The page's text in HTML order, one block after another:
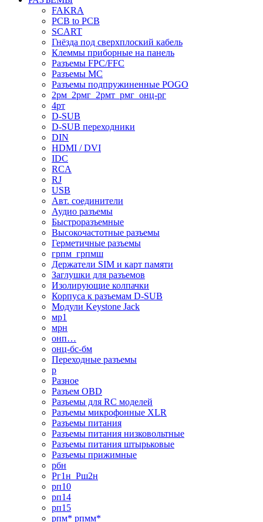
FAKRA
PCB to PCB
SCART
Гнёзда под сверхплоский кабель
Клеммы приборные на панель
Разъемы FPC/FFC
Разъемы MC
Разъемы подпружиненные POGO
2рм_2рмг_2рмт_рмг_онц-рг
4рт
D-SUB
D-SUB переходники
DIN
HDMI / DVI
IDC
RCA
RJ
USB
Авт. соединители
Аудио разъемы
Быстроразъемные
Высокочастотные разъемы
Герметичные разъемы
грпм_грпмш
Держатели SIM и карт памяти
Заглушки для разъемов
Изолирующие колпачки
Корпуса к разъемам D-SUB
Модули Keystone Jack
мр1
мрн
онп…
онц-бс-бм
Переходные разъемы
р
Разное
Разъем OBD
Разъемы для RC моделей
Разъемы микрофонные XLR
Разъемы питания
Разъемы питания низковольтные
Разъемы питания штырьковые
Разъемы прижимные
рбн
Рг1н_Рш2н
рп10
рп14
рп15
рпм* рпмм*